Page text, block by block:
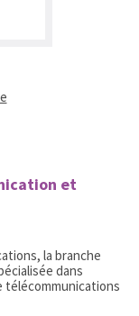
(ouvrir dans un nouvel
et
la branche
dans
télécommunications